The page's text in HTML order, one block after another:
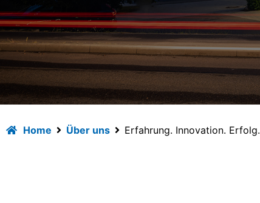
Home Über uns Erfahrung. Innovation. Erfolg.